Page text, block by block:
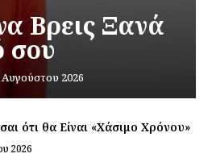
Βρεις Ξανά
σου
Αυγούστου 2026
ότι θα Είναι «Χάσιμο Χρόνου»
2026